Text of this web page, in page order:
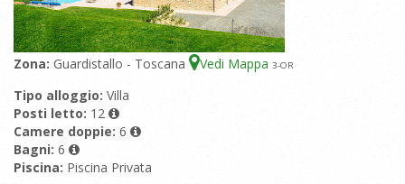
Zona: Guardistallo - Toscana Vedi Mappa 3-OR
Tipo alloggio: Villa
Posti letto: 12
Camere doppie: 6
Bagni: 6
Piscina: Piscina Privata